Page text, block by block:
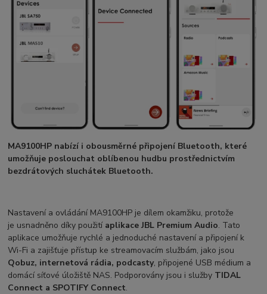
MA9100HP nabízí i obousměrné připojení Bluetooth, které
umožňuje poslouchat oblíbenou hudbu prostřednictvím
bezdrátových sluchátek Bluetooth.
Nastavení a ovládání MA9100HP je dílem okamžiku, protože
je usnadněno díky použití aplikace JBL Premium Audio. Tato
aplikace umožňuje rychlé a jednoduché nastavení a připojení k
Wi-Fi a zajišťuje přístup ke streamovacím službám, jako jsou
Qobuz, internetová rádia, podcasty, připojené USB médium a
domácí síťové úložiště NAS. Podporovány jsou i služby TIDAL
Connect a SPOTIFY Connect.